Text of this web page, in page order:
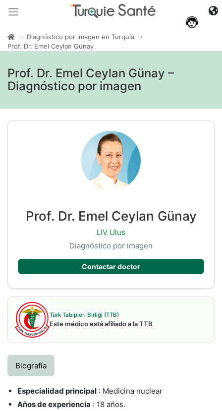
Diagnóstico por imagen en Turquía
Prof. Dr. Emel Ceylan Günay
Prof. Dr. Emel Ceylan Günay –
Diagnóstico por imagen
Prof. Dr. Emel Ceylan Günay
LIV Ulus
Diagnóstico por imagen
Contactar doctor
Türk Tabipleri Birliği (TTB)
Este médico está afiliado a la TTB
Biografía
Especialidad principal : Medicina nuclear
Años de experiencia : 18 años.